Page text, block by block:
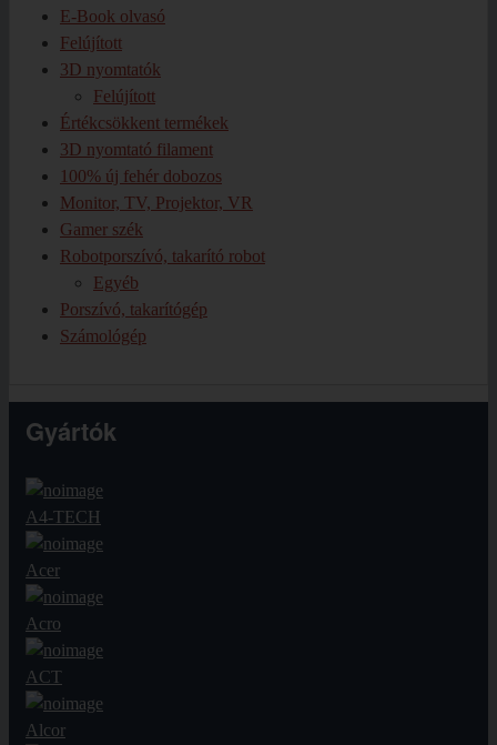
E-Book olvasó
Felújított
3D nyomtatók
Felújított
Értékcsökkent termékek
3D nyomtató filament
100% új fehér dobozos
Monitor, TV, Projektor, VR
Gamer szék
Robotporszívó, takarító robot
Egyéb
Porszívó, takarítógép
Számológép
Gyártók
A4-TECH
Acer
Acro
ACT
Alcor